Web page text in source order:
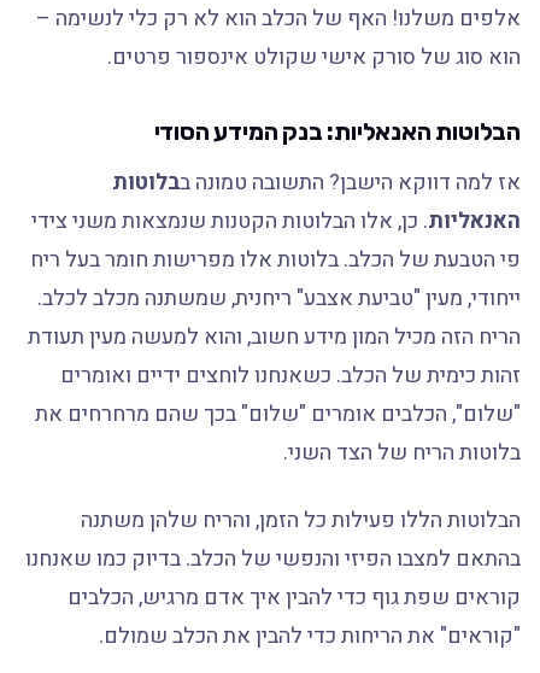
אלפים משלנו! האף של הכלב הוא לא רק כלי לנשימה –
הוא סוג של סורק אישי שקולט אינספור פרטים.
הבלוטות האנאליות: בנק המידע הסודי
אז למה דווקא הישבן? התשובה טמונה בבלוטות
האנאליות. כן, אלו הבלוטות הקטנות שנמצאות משני צידי
פי הטבעת של הכלב. בלוטות אלו מפרישות חומר בעל ריח
ייחודי, מעין "טביעת אצבע" ריחנית, שמשתנה מכלב לכלב.
הריח הזה מכיל המון מידע חשוב, והוא למעשה מעין תעודת
זהות כימית של הכלב. כשאנחנו לוחצים ידיים ואומרים
"שלום", הכלבים אומרים "שלום" בכך שהם מרחרחים את
בלוטות הריח של הצד השני.
הבלוטות הללו פעילות כל הזמן, והריח שלהן משתנה
בהתאם למצבו הפיזי והנפשי של הכלב. בדיוק כמו שאנחנו
קוראים שפת גוף כדי להבין איך אדם מרגיש, הכלבים
"קוראים" את הריחות כדי להבין את הכלב שמולם.